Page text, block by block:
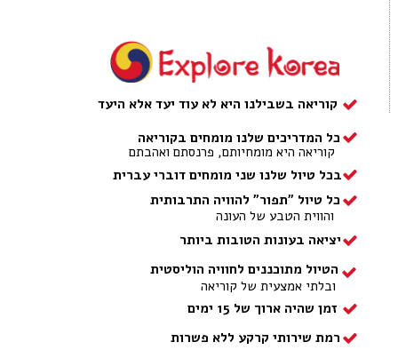
קוריאה בשבילנו היא לא עוד יעד אלא היעד
כל המדריכים שלנו מומחים בקוריאה
קוריאה היא מומחיותם, פרנסתם ואהבתם
בכל טיול שלנו שני מומחים דוברי עברית
כל טיול "תפור" להוויה התרבותית
והווית הטבע של העונה
יציאה בעונות הטובות ביותר
הטיול מתוכננים לחוויה הוליסטית
ובלתי אמצעית של קוריאה
זמן שהיה ארוך של 15 ימים
רמת שירותי קרקע ללא פשרות